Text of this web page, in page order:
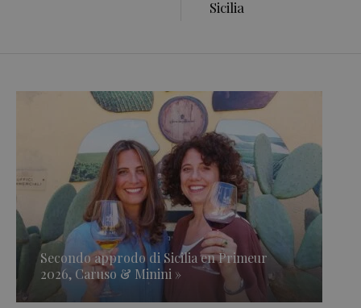
Sicilia
Secondo approdo di Sicilia en Primeur
2026, Caruso & Minini »